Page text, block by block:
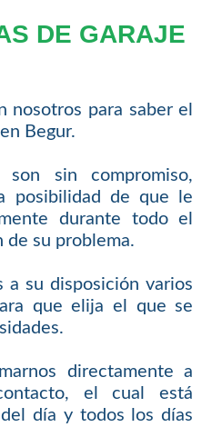
DE GARAJE
nosotros para saber el
Begur.
son sin compromiso,
posibilidad de que le
durante todo el
de su problema.
a su disposición varios
que elija el que se
directamente a
el cual está
día y todos los días